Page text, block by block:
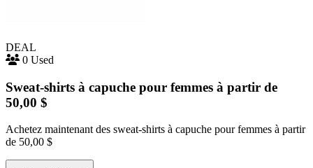
DEAL
0 Used
Sweat-shirts à capuche pour femmes à partir de
50,00 $
Achetez maintenant des sweat-shirts à capuche pour femmes à partir
de 50,00 $